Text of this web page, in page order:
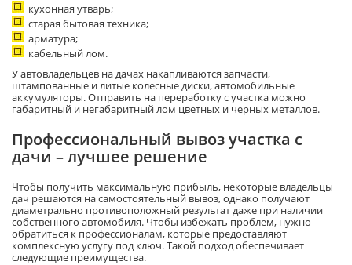
кухонная утварь;
старая бытовая техника;
арматура;
кабельный лом.
У автовладельцев на дачах накапливаются запчасти,
штампованные и литые колесные диски, автомобильные
аккумуляторы. Отправить на переработку с участка можно
габаритный и негабаритный лом цветных и черных металлов.
Профессиональный вывоз участка с
дачи – лучшее решение
Чтобы получить максимальную прибыль, некоторые владельцы
дач решаются на самостоятельный вывоз, однако получают
диаметрально противоположный результат даже при наличии
собственного автомобиля. Чтобы избежать проблем, нужно
обратиться к профессионалам, которые предоставляют
комплексную услугу под ключ. Такой подход обеспечивает
следующие преимущества.